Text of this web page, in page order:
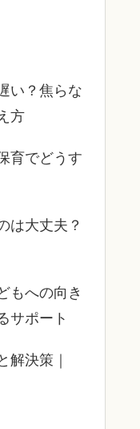
い？焦らな
方
育でどうす
は大丈夫？
もへの向き
サポート
解決策｜